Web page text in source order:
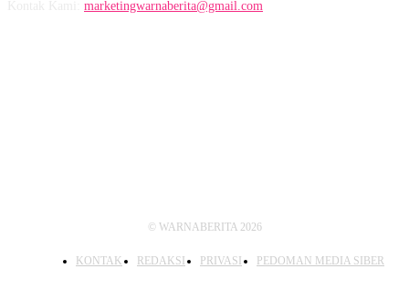
marketingwarnaberita@gmail.com
© WARNABERITA 2026
KONTAK REDAKSI PRIVASI PEDOMAN MEDIA SIBER